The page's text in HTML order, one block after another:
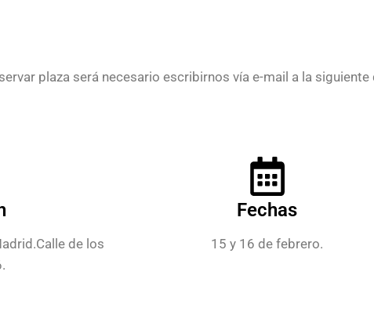
plaza será necesario escribirnos vía e-mail a la siguiente
de los
Fechas
15 y 16 de febrero.